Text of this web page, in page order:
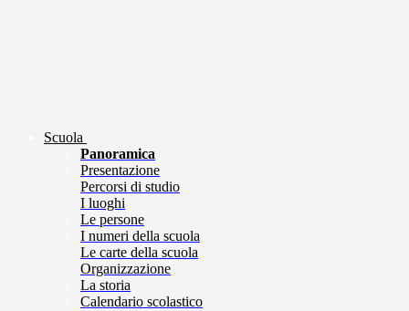
Scuola
Panoramica
Presentazione
Percorsi di studio
I luoghi
Le persone
I numeri della scuola
Le carte della scuola
Organizzazione
La storia
Calendario scolastico